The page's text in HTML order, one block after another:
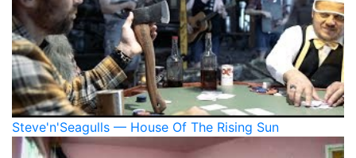
Steve'n'Seagulls — House Of The Rising Sun